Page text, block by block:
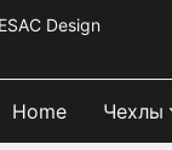
Design
Home Чехлы